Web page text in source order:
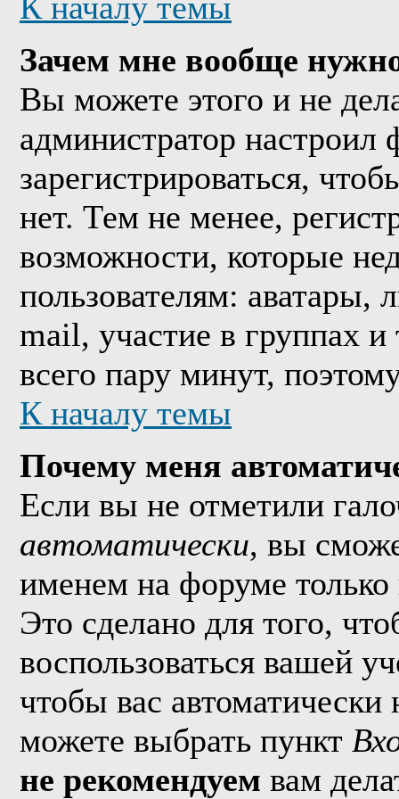
Зачем мне вообще
Вы можете этого и не
администратор
зарегистрироваться,
нет. Тем не менее,
возможности, которые
пользователям: аватары,
mail, участие в группах и
всего пару минут,
К началу темы
Почему меня
Если вы не отметили
автоматически, вы
именем на форуме только
Это сделано для того,
воспользоваться вашей
чтобы вас
можете выбрать пункт
не рекомендуем вам